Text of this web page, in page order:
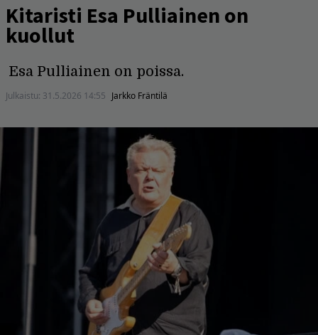
Kitaristi Esa Pulliainen on
kuollut
Esa Pulliainen on poissa.
Julkaistu: 31.5.2026 14:55 Jarkko Fräntilä